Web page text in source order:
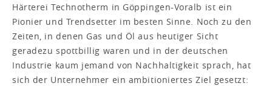
Härterei Technotherm in Göppingen-Voralb ist ein
Pionier und Trendsetter im besten Sinne. Noch zu den
Zeiten, in denen Gas und Öl aus heutiger Sicht
geradezu spottbillig waren und in der deutschen
Industrie kaum jemand von Nachhaltigkeit sprach, hat
sich der Unternehmer ein ambitioniertes Ziel gesetzt: